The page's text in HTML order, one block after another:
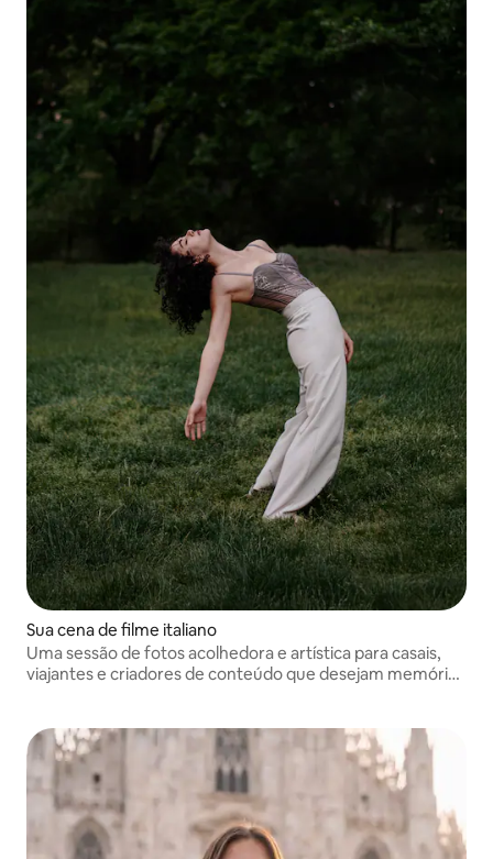
Sua cena de filme italiano
Uma sessão de fotos acolhedora e artística para casais,
viajantes e criadores de conteúdo que desejam memórias
local.